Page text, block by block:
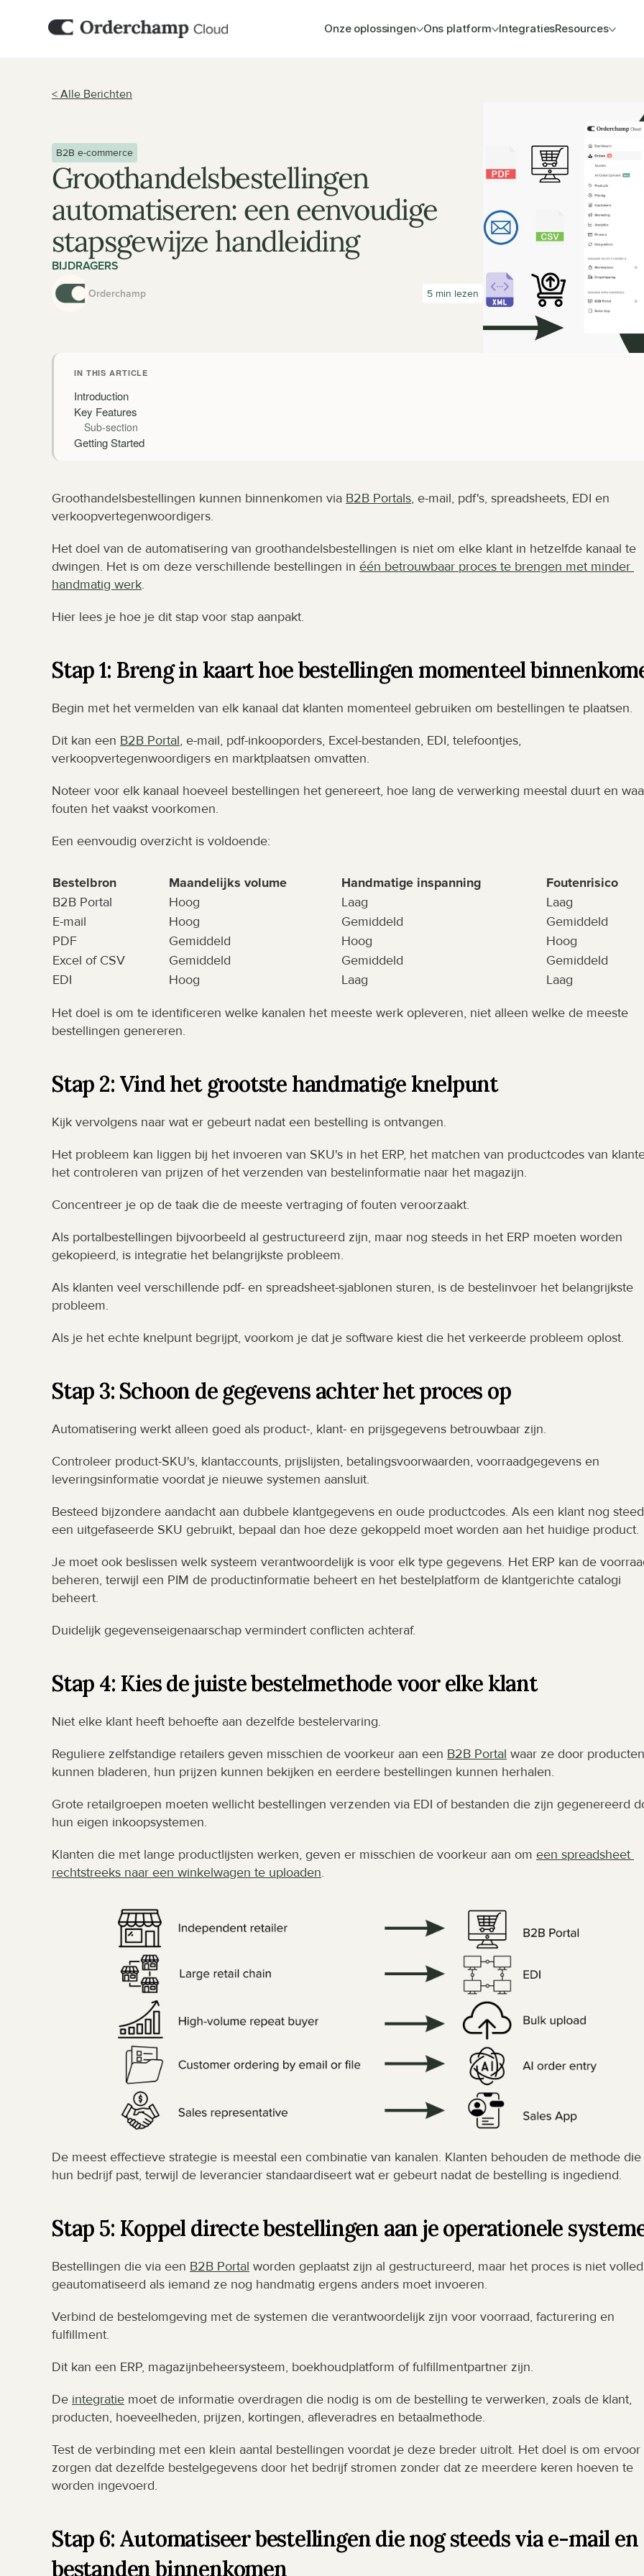
Onze oplossingen Ons platform IntegratiesResources
< Alle Berichten
B2B e-commerce
Groothandelsbestellingen
automatiseren: een eenvoudige
stapsgewijze handleiding
BIJDRAGERS
Orderchamp 5 min lezen
IN THIS ARTICLE
Introduction
Key Features
Sub-section
Getting Started
Groothandelsbestellingen kunnen binnenkomen via B2B Portals, e-mail, pdf's, spreadsheets, EDI en
verkoopvertegenwoordigers.
Het doel van de automatisering van groothandelsbestellingen is niet om elke klant in hetzelfde kanaal te
dwingen. Het is om deze verschillende bestellingen in één betrouwbaar proces te brengen met minder
handmatig werk.
Hier lees je hoe je dit stap voor stap aanpakt.
Stap 1: Breng in kaart hoe bestellingen momenteel
Begin met het vermelden van elk kanaal dat klanten momenteel gebruiken om bestellingen te plaatsen.
Dit kan een B2B Portal, e-mail, pdf-inkooporders, Excel-bestanden, EDI, telefoontjes,
verkoopvertegenwoordigers en marktplaatsen omvatten.
Noteer voor elk kanaal hoeveel bestellingen het genereert, hoe lang de verwerking meestal duurt en
fouten het vaakst voorkomen.
Een eenvoudig overzicht is voldoende:
Bestelbron Maandelijks volume Handmatige inspanning
Foutenrisico
B2B Portal
Hoog Laag
Laag
E-mail
Hoog Gemiddeld
Gemiddeld
PDF
Gemiddeld Hoog
Hoog
Excel of CSV
Gemiddeld Gemiddeld
Gemiddeld
EDI
Hoog Laag Laag
Het doel is om te identificeren welke kanalen het meeste werk opleveren, niet alleen welke de meeste
bestellingen genereren.
Stap 2: Vind het grootste handmatige knelpunt
Kijk vervolgens naar wat er gebeurt nadat een bestelling is ontvangen.
Het probleem kan liggen bij het invoeren van SKU's in het ERP, het matchen van productcodes van
het controleren van prijzen of het verzenden van bestelinformatie naar het magazijn.
Concentreer je op de taak die de meeste vertraging of fouten veroorzaakt.
Als portalbestellingen bijvoorbeeld al gestructureerd zijn, maar nog steeds in het ERP moeten worden
gekopieerd, is integratie het belangrijkste probleem.
Als klanten veel verschillende pdf- en spreadsheet-sjablonen sturen, is de bestelinvoer het belangrijkste
probleem.
Als je het echte knelpunt begrijpt, voorkom je dat je software kiest die het verkeerde probleem oplost.
Stap 3: Schoon de gegevens achter het proces op
Automatisering werkt alleen goed als product-, klant- en prijsgegevens betrouwbaar zijn.
Controleer product-SKU's, klantaccounts, prijslijsten, betalingsvoorwaarden, voorraadgegevens en
leveringsinformatie voordat je nieuwe systemen aansluit.
Besteed bijzondere aandacht aan dubbele klantgegevens en oude productcodes. Als een klant nog
een uitgefaseerde SKU gebruikt, bepaal dan hoe deze gekoppeld moet worden aan het huidige product.
Je moet ook beslissen welk systeem verantwoordelijk is voor elk type gegevens. Het ERP kan de
beheren, terwijl een PIM de productinformatie beheert en het bestelplatform de klantgerichte catalogi
beheert.
Duidelijk gegevenseigenaarschap vermindert conflicten achteraf.
Stap 4: Kies de juiste bestelmethode voor elke klant
Niet elke klant heeft behoefte aan dezelfde bestelervaring.
Reguliere zelfstandige retailers geven misschien de voorkeur aan een B2B Portal waar ze door producten
kunnen bladeren, hun prijzen kunnen bekijken en eerdere bestellingen kunnen herhalen.
Grote retailgroepen moeten wellicht bestellingen verzenden via EDI of bestanden die zijn gegenereerd
hun eigen inkoopsystemen.
Klanten die met lange productlijsten werken, geven er misschien de voorkeur aan om een spreadsheet
rechtstreeks naar een winkelwagen te uploaden.
De meest effectieve strategie is meestal een combinatie van kanalen. Klanten behouden de methode
hun bedrijf past, terwijl de leverancier standaardiseert wat er gebeurt nadat de bestelling is ingediend.
Stap 5: Koppel directe bestellingen aan je operationele
Bestellingen die via een B2B Portal worden geplaatst zijn al gestructureerd, maar het proces is niet
geautomatiseerd als iemand ze nog handmatig ergens anders moet invoeren.
Verbind de bestelomgeving met de systemen die verantwoordelijk zijn voor voorraad, facturering en
fulfillment.
Dit kan een ERP, magazijnbeheersysteem, boekhoudplatform of fulfillmentpartner zijn.
De integratie moet de informatie overdragen die nodig is om de bestelling te verwerken, zoals de klant,
producten, hoeveelheden, prijzen, kortingen, afleveradres en betaalmethode.
Test de verbinding met een klein aantal bestellingen voordat je deze breder uitrolt. Het doel is om ervoor
zorgen dat dezelfde bestelgegevens door het bedrijf stromen zonder dat ze meerdere keren hoeven te
worden ingevoerd.
Stap 6: Automatiseer bestellingen die nog steeds via e-mail en
bestanden binnenkomen